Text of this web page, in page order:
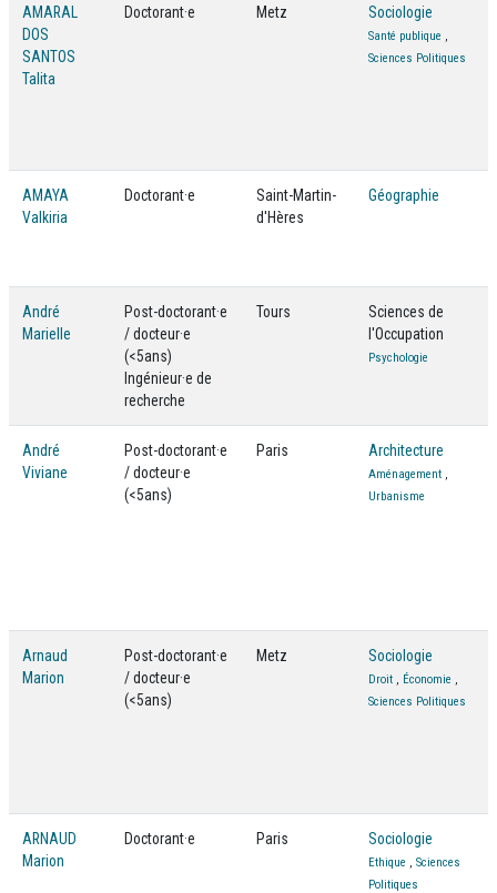
AMARAL
DOS
SANTOS
Talita
Doctorant·e Metz Sociologie
Santé publique ,
Sciences Politiques
AMAYA
Valkiria
Doctorant·e
Saint-Martin-
d'Hères
Géographie
André
Marielle
Post-doctorant·e
/ docteur·e
(<5ans)
Ingénieur·e de
recherche
Tours
Sciences de
l'Occupation
Psychologie
André
Viviane
Post-doctorant·e
/ docteur·e
(<5ans)
Paris Architecture
Aménagement ,
Urbanisme
Arnaud
Marion
Post-doctorant·e
/ docteur·e
(<5ans)
Metz Sociologie
Droit , Économie ,
Sciences Politiques
ARNAUD
Marion
Doctorant·e Paris Sociologie
Ethique , Sciences
Politiques